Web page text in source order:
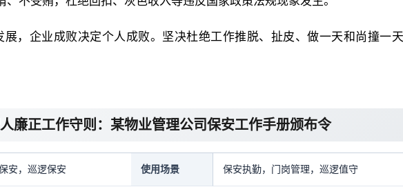
展，企业成败决定个人成败。坚决杜绝工作推脱、扯皮、做一天和尚撞一
廉正工作守则：某物业管理公司保安工作手册颁布令
安，巡逻保安 使用场景 保安执勤，门岗管理，巡逻值守